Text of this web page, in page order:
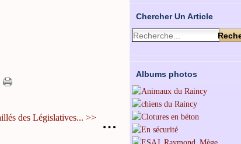
…
des Législatives... >>
Chercher Un Article
Albums photos